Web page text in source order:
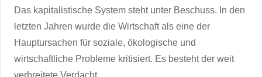
Das kapitalistische System steht unter Beschuss. In den
letzten Jahren wurde die Wirtschaft als eine der
Hauptursachen für soziale, ökologische und
wirtschaftliche Probleme kritisiert. Es besteht der weit
verbreitete Verdacht,…